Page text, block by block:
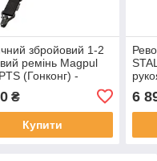
збройовий 1-2
ремінь Magpul
(Гонконг) -
₴
Купити
6